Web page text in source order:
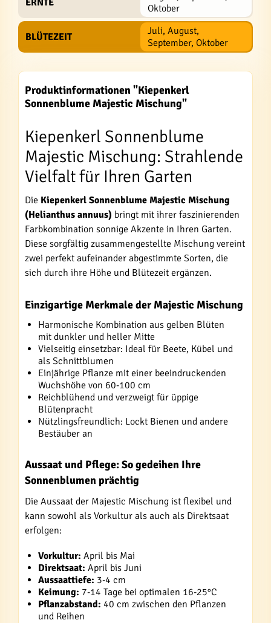
ERNTE
Oktober
BLÜTEZEIT
Juli, August,
September, Oktober
Produktinformationen "Kiepenkerl
Sonnenblume Majestic Mischung"
Kiepenkerl Sonnenblume
Majestic Mischung: Strahlende
Vielfalt für Ihren Garten
Die Kiepenkerl Sonnenblume Majestic Mischung
(Helianthus annuus) bringt mit ihrer faszinierenden
Farbkombination sonnige Akzente in Ihren Garten.
Diese sorgfältig zusammengestellte Mischung vereint
zwei perfekt aufeinander abgestimmte Sorten, die
sich durch ihre Höhe und Blütezeit ergänzen.
Einzigartige Merkmale der Majestic Mischung
Harmonische Kombination aus gelben Blüten
mit dunkler und heller Mitte
Vielseitig einsetzbar: Ideal für Beete, Kübel und
als Schnittblumen
Einjährige Pflanze mit einer beeindruckenden
Wuchshöhe von 60-100 cm
Reichblühend und verzweigt für üppige
Blütenpracht
Nützlingsfreundlich: Lockt Bienen und andere
Bestäuber an
Aussaat und Pflege: So gedeihen Ihre
Sonnenblumen prächtig
Die Aussaat der Majestic Mischung ist flexibel und
kann sowohl als Vorkultur als auch als Direktsaat
erfolgen:
Vorkultur: April bis Mai
Direktsaat: April bis Juni
Aussaattiefe: 3-4 cm
Keimung: 7-14 Tage bei optimalen 16-25°C
Pflanzabstand: 40 cm zwischen den Pflanzen
und Reihen